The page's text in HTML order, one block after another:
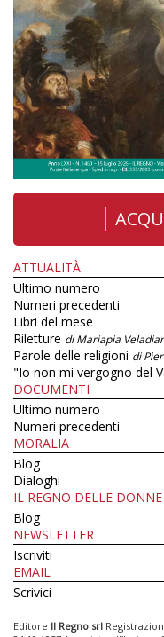
ATTUALITÀ
Ultimo numero
Numeri precedenti
Libri del mese
Riletture di Mariapia
Parole delle religioni di
"Io non mi vergogno del
DOCUMENTI
Ultimo numero
Numeri precedenti
MORALIA
Blog
Dialoghi
IL REGNO DELLE DONNE
Blog
NEWSLETTER
Iscriviti
EMAIL
Scrivici
Editore Il Regno srl